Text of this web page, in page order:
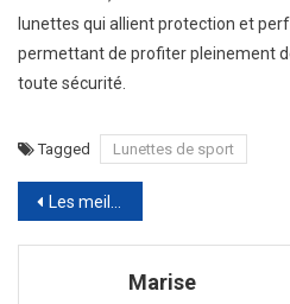
lunettes qui allient protection et
permettant de profiter pleinement
toute sécurité.
Tagged Lunettes de sport
Navigation
de
Les meilleures techniques de récupération sportive
Marise